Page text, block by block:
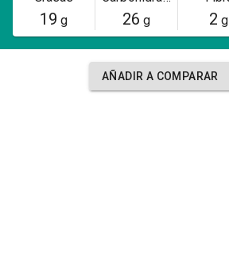
19 g 26 g 2 g
AÑADIR A COMPARAR